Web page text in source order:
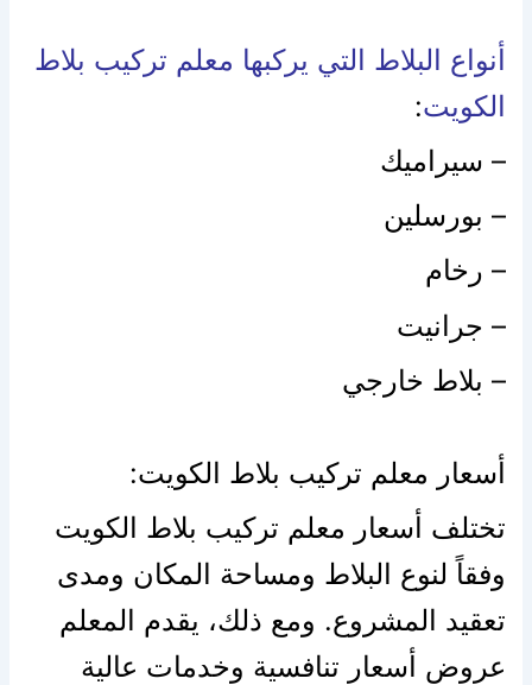
أنواع البلاط التي يركبها معلم تركيب بلاط
الكويت:
– سيراميك
– بورسلين
– رخام
– جرانيت
– بلاط خارجي
أسعار معلم تركيب بلاط الكويت:
تختلف أسعار معلم تركيب بلاط الكويت
وفقاً لنوع البلاط ومساحة المكان ومدى
تعقيد المشروع. ومع ذلك، يقدم المعلم
عروض أسعار تنافسية وخدمات عالية